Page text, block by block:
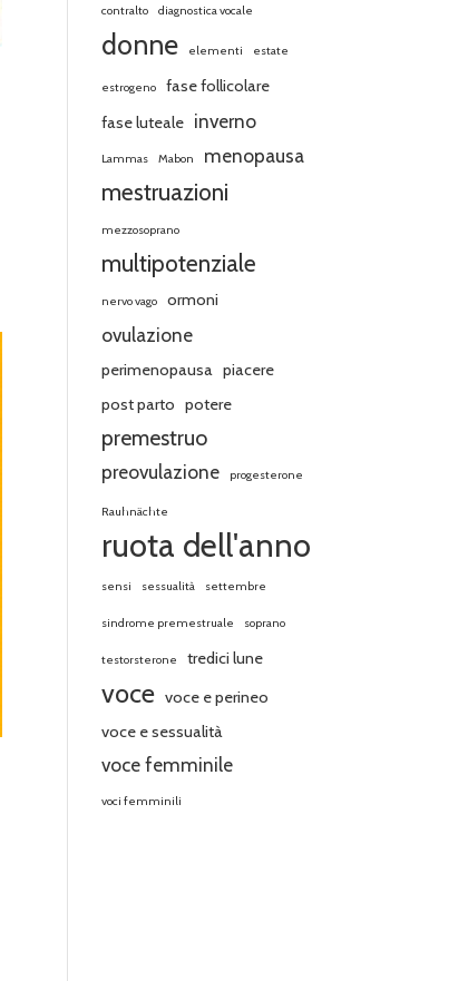
contralto diagnostica vocale
donne elementi estate
estrogeno
fase follicolare
fase luteale inverno
Lammas Mabon menopausa
mestruazioni
mezzosoprano
multipotenziale
nervo vago ormoni
ovulazione
perimenopausa piacere
post parto potere
premestruo
preovulazione progesterone
Rauhnächte
ruota dell'anno
sensi sessualità settembre
sindrome premestruale soprano
testorsterone tredici lune
voce voce e perineo
voce e sessualità
voce femminile
voci femminili